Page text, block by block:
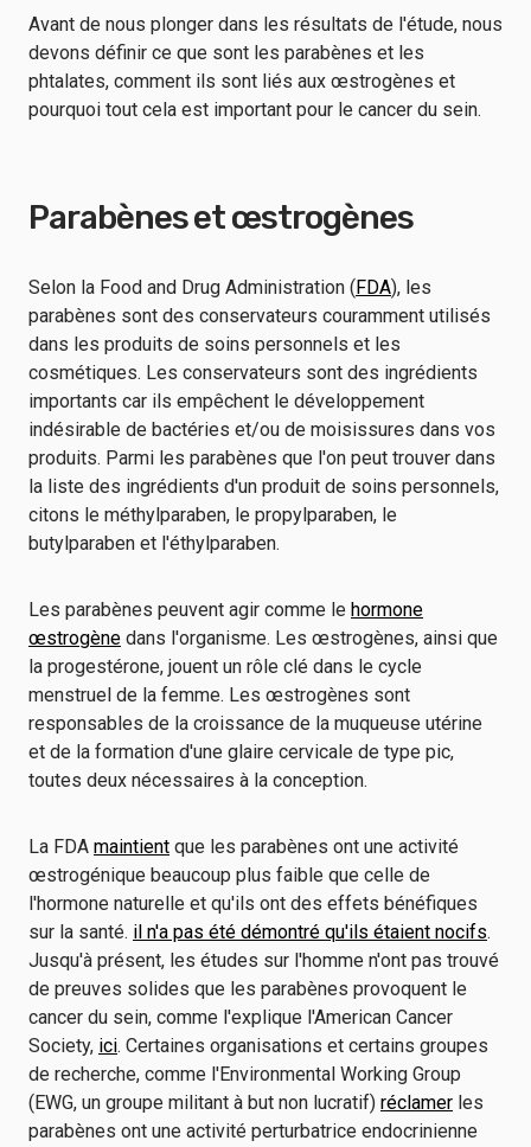
Avant de nous plonger dans les résultats de l'étude, nous
devons définir ce que sont les parabènes et les
phtalates, comment ils sont liés aux œstrogènes et
pourquoi tout cela est important pour le cancer du sein.
Parabènes et œstrogènes
Selon la Food and Drug Administration (FDA), les
parabènes sont des conservateurs couramment utilisés
dans les produits de soins personnels et les
cosmétiques. Les conservateurs sont des ingrédients
importants car ils empêchent le développement
indésirable de bactéries et/ou de moisissures dans vos
produits. Parmi les parabènes que l'on peut trouver dans
la liste des ingrédients d'un produit de soins personnels,
citons le méthylparaben, le propylparaben, le
butylparaben et l'éthylparaben.
Les parabènes peuvent agir comme le hormone
œstrogène dans l'organisme. Les œstrogènes, ainsi que
la progestérone, jouent un rôle clé dans le cycle
menstruel de la femme. Les œstrogènes sont
responsables de la croissance de la muqueuse utérine
et de la formation d'une glaire cervicale de type pic,
toutes deux nécessaires à la conception.
La FDA maintient que les parabènes ont une activité
œstrogénique beaucoup plus faible que celle de
l'hormone naturelle et qu'ils ont des effets bénéfiques
sur la santé. il n'a pas été démontré qu'ils étaient nocifs.
Jusqu'à présent, les études sur l'homme n'ont pas trouvé
de preuves solides que les parabènes provoquent le
cancer du sein, comme l'explique l'American Cancer
Society, ici. Certaines organisations et certains groupes
de recherche, comme l'Environmental Working Group
(EWG, un groupe militant à but non lucratif) réclamer les
parabènes ont une activité perturbatrice endocrinienne